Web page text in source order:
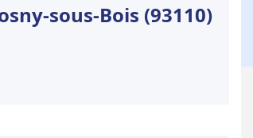
sous-Bois (93110)